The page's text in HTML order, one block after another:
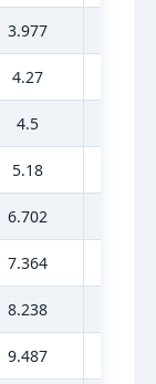
3.977
4.27
4.5
5.18
6.702
7.364
8.238
9.487